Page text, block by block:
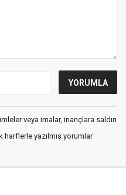
veya imalar, inançlara saldırı
harflerle yazılmış yorumlar